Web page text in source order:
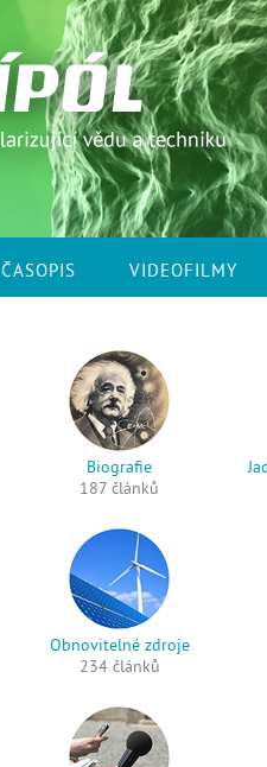
ČASOPIS VIDEOFILMY
Biografie
187 článků
Obnovitelné zdroje
234 článků